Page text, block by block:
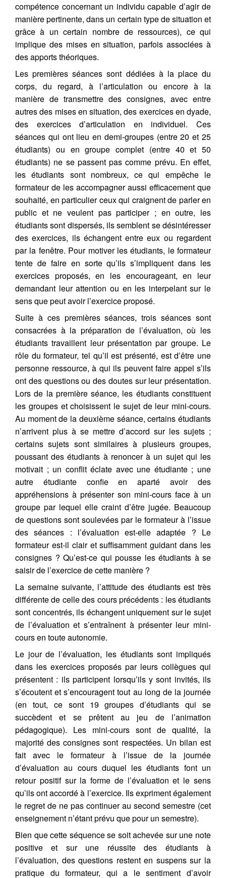
compétence concernant un individu capable d’agir de
manière pertinente, dans un certain type de situation et
grâce à un certain nombre de ressources), ce qui
implique des mises en situation, parfois associées à
des apports théoriques.
Les premières séances sont dédiées à la place du
corps, du regard, à l’articulation ou encore à la
manière de transmettre des consignes, avec entre
autres des mises en situation, des exercices en dyade,
des exercices d’articulation en individuel. Ces
séances qui ont lieu en demi-groupes (entre 20 et 25
étudiants) ou en groupe complet (entre 40 et 50
étudiants) ne se passent pas comme prévu. En effet,
les étudiants sont nombreux, ce qui empêche le
formateur de les accompagner aussi efficacement que
souhaité, en particulier ceux qui craignent de parler en
public et ne veulent pas participer ; en outre, les
étudiants sont dispersés, ils semblent se désintéresser
des exercices, ils échangent entre eux ou regardent
par la fenêtre. Pour motiver les étudiants, le formateur
tente de faire en sorte qu’ils s’impliquent dans les
exercices proposés, en les encourageant, en leur
demandant leur attention ou en les interpelant sur le
sens que peut avoir l’exercice proposé.
Suite à ces premières séances, trois séances sont
consacrées à la préparation de l’évaluation, où les
étudiants travaillent leur présentation par groupe. Le
rôle du formateur, tel qu’il est présenté, est d’être une
personne ressource, à qui ils peuvent faire appel s’ils
ont des questions ou des doutes sur leur présentation.
Lors de la première séance, les étudiants constituent
les groupes et choisissent le sujet de leur mini-cours.
Au moment de la deuxième séance, certains étudiants
n’arrivent plus à se mettre d’accord sur les sujets ;
certains sujets sont similaires à plusieurs groupes,
poussant des étudiants à renoncer à un sujet qui les
motivait ; un conflit éclate avec une étudiante ; une
autre étudiante confie en aparté avoir des
appréhensions à présenter son mini-cours face à un
groupe par lequel elle craint d’être jugée. Beaucoup
de questions sont soulevées par le formateur à l’issue
des séances : l’évaluation est-elle adaptée ? Le
formateur est-il clair et suffisamment guidant dans les
consignes ? Qu’est-ce qui pousse les étudiants à se
saisir de l’exercice de cette manière ?
La semaine suivante, l’attitude des étudiants est très
différente de celle des cours précédents : les étudiants
sont concentrés, ils échangent uniquement sur le sujet
de l’évaluation et s’entraînent à présenter leur mini-
cours en toute autonomie.
Le jour de l’évaluation, les étudiants sont impliqués
dans les exercices proposés par leurs collègues qui
présentent : ils participent lorsqu’ils y sont invités, ils
s’écoutent et s’encouragent tout au long de la journée
(en tout, ce sont 19 groupes d’étudiants qui se
succèdent et se prêtent au jeu de l’animation
pédagogique). Les mini-cours sont de qualité, la
majorité des consignes sont respectées. Un bilan est
fait avec le formateur à l’issue de la journée
d’évaluation au cours duquel les étudiants font un
retour positif sur la forme de l’évaluation et le sens
qu’ils ont accordé à l’exercice. Ils expriment également
le regret de ne pas continuer au second semestre (cet
enseignement n’étant prévu que pour un semestre).
Bien que cette séquence se soit achevée sur une note
positive et sur une réussite des étudiants à
l’évaluation, des questions restent en suspens sur la
pratique du formateur, qui a le sentiment d’avoir